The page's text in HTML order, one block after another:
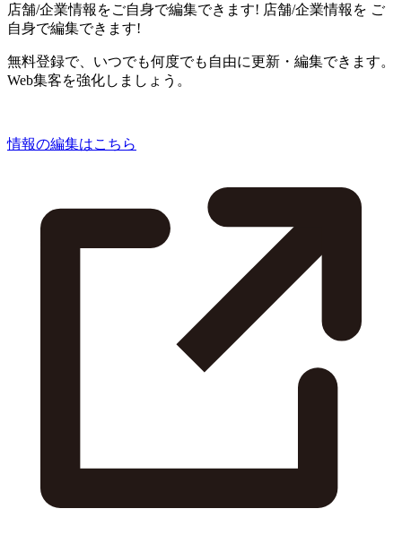
店舗/企業情報をご自身で編集できます! 店舗/企業情報を ご
自身で編集できます!
無料登録で、いつでも何度でも自由に更新・編集できます。
Web集客を強化しましょう。
情報の編集はこちら